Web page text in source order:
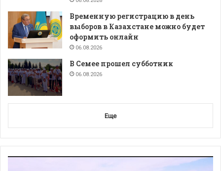
Временную регистрацию в день
выборов в Казахстане можно будет
оформить онлайн
06.08.2026
В Семее прошел субботник
06.08.2026
Еще